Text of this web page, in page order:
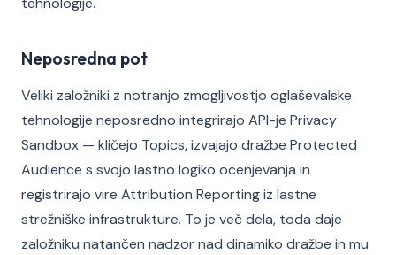
Neposredna pot
Veliki založniki z notranjo zmogljivostjo oglaševalske
tehnologije neposredno integrirajo API-je Privacy
Sandbox — kličejo Topics, izvajajo dražbe Protected
Audience s svojo lastno logiko ocenjevanja in
registrirajo vire Attribution Reporting iz lastne
strežniške infrastrukture. To je več dela, toda daje
založniku natančen nadzor nad dinamiko dražbe in mu